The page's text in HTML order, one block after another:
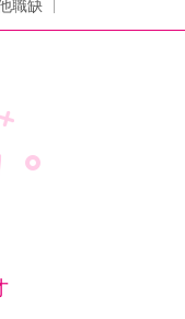
職缺